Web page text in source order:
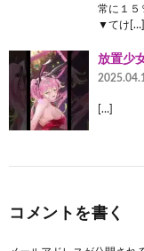
常に１５
▼てけ[…]
放置少
[…]
コメントを書く